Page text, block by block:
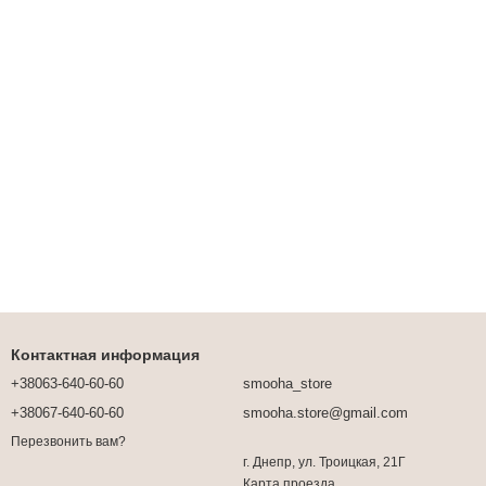
Контактная информация
+38063-640-60-60
+38067-640-60-60
Перезвонить вам?
smooha_store
smooha.store@gmail.com
г. Днепр, ул. Троицкая, 21Г